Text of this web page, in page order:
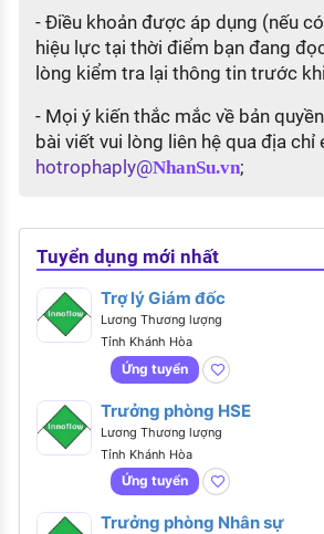
- Điều khoản được áp dụng (nếu
hiệu lực tại thời điểm bạn đang
lòng kiểm tra lại thông tin trước
- Mọi ý kiến thắc mắc về bản
bài viết vui lòng liên hệ qua địa chỉ
hotrophaply@NhanSu.vn;
Tuyển dụng mới nhất
Trợ lý Giám đốc
Lương Thương lượng
Tỉnh Khánh Hòa
Ứng tuyển
Trưởng phòng HSE
Lương Thương lượng
Tỉnh Khánh Hòa
Ứng tuyển
Trưởng phòng Nhân sự